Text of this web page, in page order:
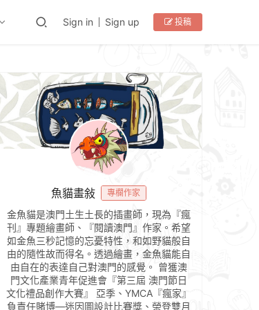
Sign in Sign up 投稿
魚貓畫敍 專欄作家
金魚貓是澳門土生土長的插畫師，現為『瘋
刊』專題繪畫師、『閱讀澳門』作家。希望
如金魚三秒記憶的忘憂特性，和如野貓般自
由的隨性故而得名。透過繪畫，金魚貓能自
由自在的表達自己對澳門的感覺。 曾獲澳
門文化產業青年促進會『第三屆 澳門節日
文化禮品創作大賽』 亞季、YMCA『瘋家』
負責任賭博—迷因圖設計比賽獎、榮登雙月